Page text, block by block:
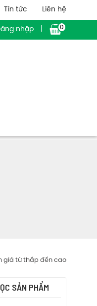
Tin tức Liên hệ
nhập 0
giá từ thấp đến cao
SẢN PHẨM